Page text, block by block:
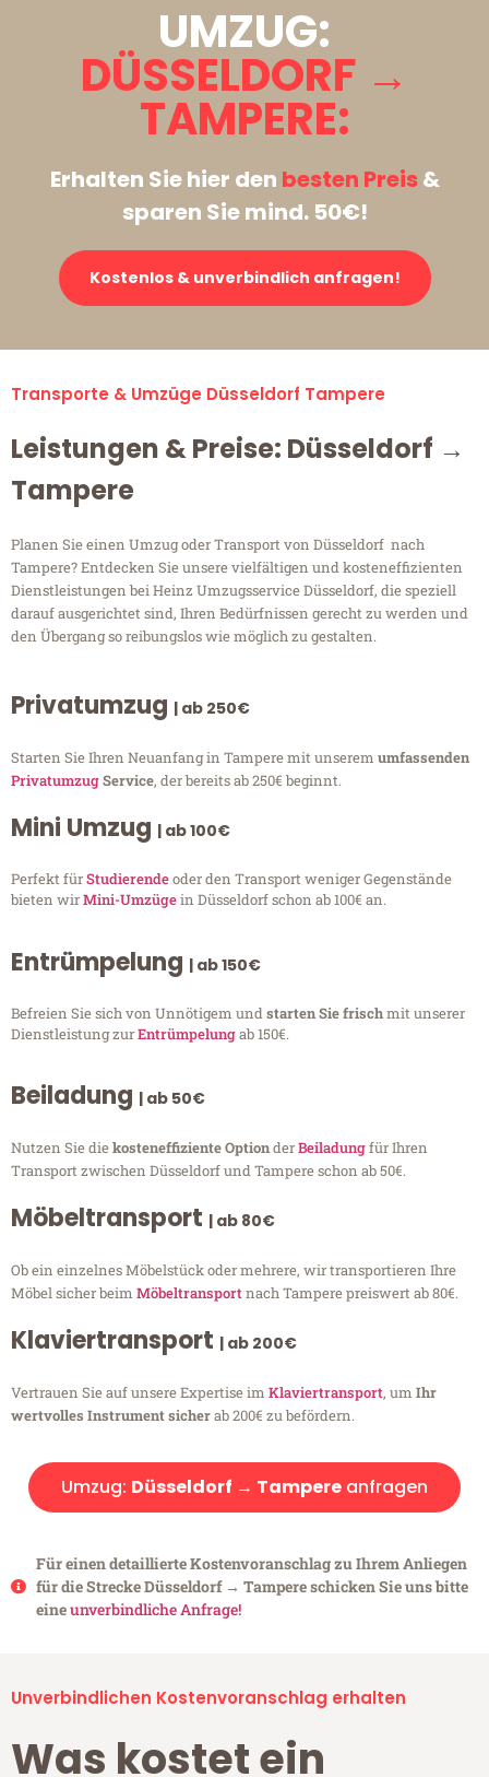
UMZUG:
DÜSSELDORF →
TAMPERE:
Erhalten Sie hier den besten Preis&
sparen Sie mind. 50€!
Kostenlos & unverbindlich anfragen!
Transporte & Umzüge Düsseldorf Tampere
Leistungen & Preise: Düsseldorf →
Tampere
Planen Sie einen Umzug oder Transport von Düsseldorf nach
Tampere? Entdecken Sie unsere vielfältigen und kosteneffizienten
Dienstleistungen bei Heinz Umzugsservice Düsseldorf, die speziell
darauf ausgerichtet sind, Ihren Bedürfnissen gerecht zu werden und
den Übergang so reibungslos wie möglich zu gestalten.
Privatumzug | ab 250€
Starten Sie Ihren Neuanfang in Tampere mit unserem umfassenden
PrivatumzugService, der bereits ab 250€ beginnt.
Mini Umzug | ab 100€
Perfekt fürStudierendeoder den Transport weniger Gegenstände
bieten wirMini-Umzügein Düsseldorf schon ab 100€ an.
Entrümpelung | ab 150€
Befreien Sie sich von Unnötigem undstarten Sie frischmit unserer
Dienstleistung zurEntrümpelungab 150€.
Beiladung | ab 50€
Nutzen Sie diekosteneffiziente OptionderBeiladungfür Ihren
Transport zwischen Düsseldorf und Tampere schon ab 50€.
Möbeltransport | ab 80€
Ob ein einzelnes Möbelstück oder mehrere, wir transportieren Ihre
Möbel sicher beim Möbeltransportnach Tampere preiswert ab 80€.
Klaviertransport | ab 200€
Vertrauen Sie auf unsere Expertise im Klaviertransport, um Ihr
wertvolles Instrument sicherab 200€ zu befördern.
Umzug: Düsseldorf → Tampere anfragen
Für einen detaillierte Kostenvoranschlag zu Ihrem Anliegen
für die Strecke Düsseldorf → Tampere schicken Sie uns bitte
eineunverbindliche Anfrage!
Unverbindlichen Kostenvoranschlag erhalten
Was kostet ein